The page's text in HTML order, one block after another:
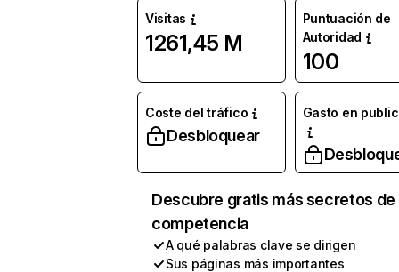
Visitas
1261,45 M
Puntuación de
Autoridad
100
Coste del tráfico
Desbloquear
Gasto en
Descubre gratis más secretos de
competencia
A qué palabras clave se dirigen
Sus páginas más importantes